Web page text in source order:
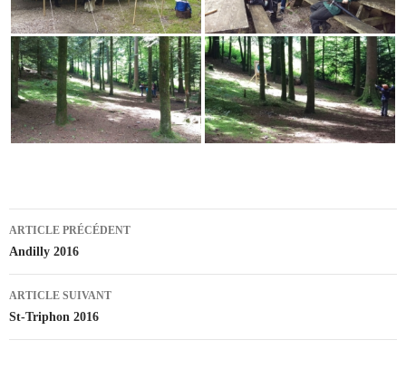
Navigation
des
articles
ARTICLE PRÉCÉDENT
Andilly 2016
ARTICLE SUIVANT
St-Triphon 2016